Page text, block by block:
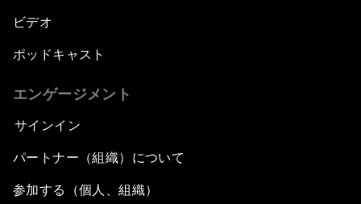
ビデオ
ポッドキャスト
エンゲージメント
サインイン
パートナー（組織）について
参加する（個人、組織）